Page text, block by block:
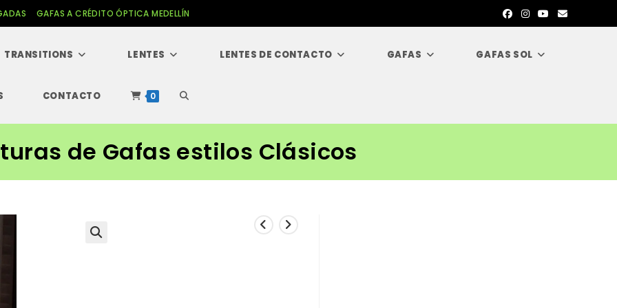
GAFAS A CRÉDITO ÓPTICA MEDELLÍN
TRANSITIONS LENTES LENTES DE CONTACTO GAFAS GAFAS SOL
CONTACTO 0 Alternar
de
de Gafas estilos Clásicos